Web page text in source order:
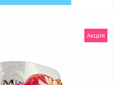
Акция